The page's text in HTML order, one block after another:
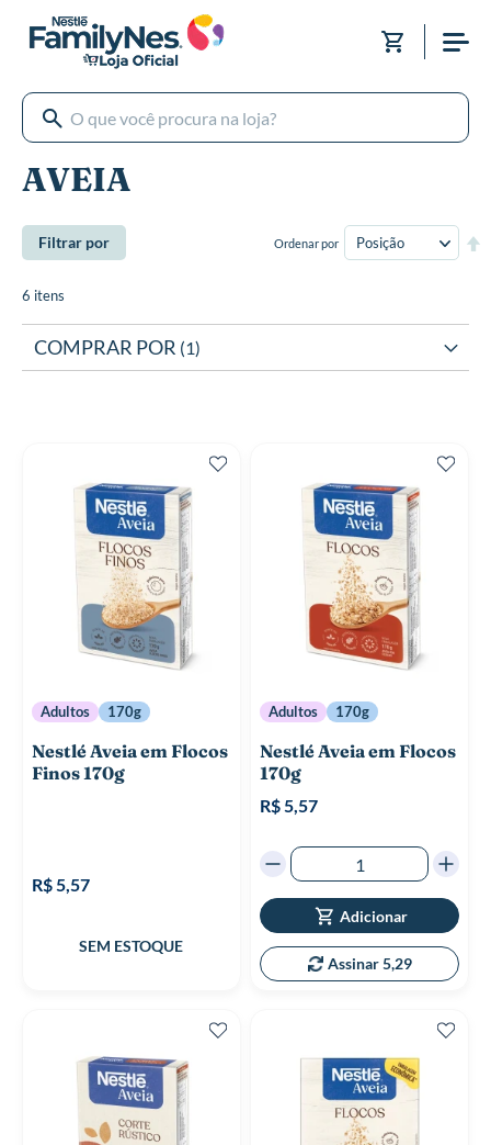
para
Meu
AVEIA
6 itens
Ordenar por
Adultos 170g
Nestlé Aveia em Flocos
Finos 170g
R$ 5,57
Adultos 170g
Nestlé Aveia em Flocos
170g
R$ 5,57
Adicionar
Assinar 5,29
Filtrar por
COMPRAR POR